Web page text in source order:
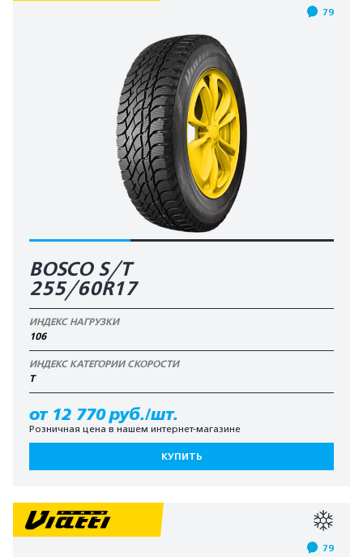
79
BOSCO S/T
255/60R17
ИНДЕКС НАГРУЗКИ
106
ИНДЕКС КАТЕГОРИИ СКОРОСТИ
T
от 12 770 руб./шт.
Розничная цена в нашем интернет-магазине
КУПИТЬ
79